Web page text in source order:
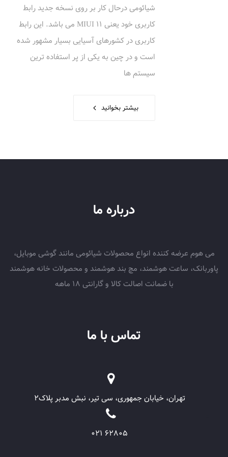
شیائومی درحال کار بر روی نسخه جدید رابط
کاربری خود یعنی MIUI 11 می باشد. این رابط
کاربری در کشورهای آسیایی بسیار مشهور شده
است و در چین به یکی از پر استفاده ترین
سیستم ها
بیشتر بخوانید
درباره ما
می هوم عرضه کننده انواع محصولات شیائومی مانند گوشی موبایل،
پاوربانک، ساعت هوشمند، مچ بند هوشمند و محصولات خانه هوشمند
با ضمانت اصالت کالا و گارانتی 18 ماهه
تماس با ما
تهران، خیابان جمهوری، سی تیر، نبش مدبر پلاک۲
62805 021